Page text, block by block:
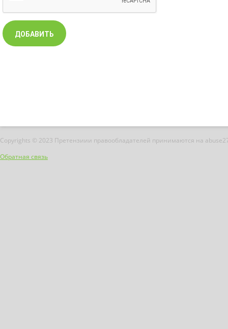
Copyrights © 2023 Претензиии правообладателей принимаются на
Обратная связь